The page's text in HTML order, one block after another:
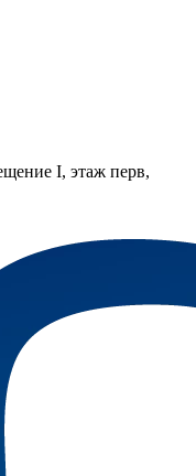
I, этаж перв,